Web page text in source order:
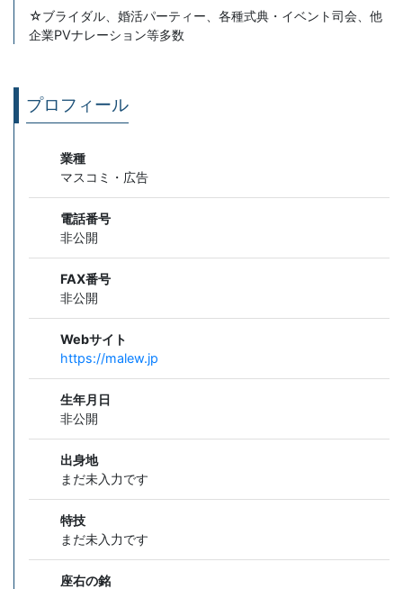
☆ブライダル、婚活パーティー、各種式典・イベント司会、他
企業PVナレーション等多数
プロフィール
業種
マスコミ・広告
電話番号
非公開
FAX番号
非公開
Webサイト
https://malew.jp
生年月日
非公開
出身地
まだ未入力です
特技
まだ未入力です
座右の銘